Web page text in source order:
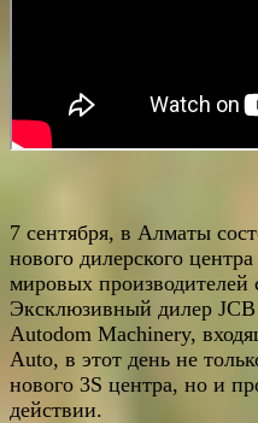
7 сентября, в Алматы
нового дилерского
мировых
Эксклюзивный дилер
Autodom Machinery,
Auto, в этот день не
нового 3S центра, но и
действии.